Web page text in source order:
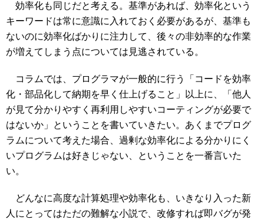
効率化も同じだと考える。基準があれば、効率化という
キーワードは常に意識に入れておく必要があるが、基準も
ないのに効率化ばかりに注力して、後々の非効率的な作業
が増えてしまう点については見逃されている。
コラムでは、プログラマが一般的に行う「コードを効率
化・部品化して納期を早く仕上げること」以上に、「他人
が見て分かりやすく再利用しやすいコーティングが必要で
はないか」ということを書いていきたい。あくまでプログ
ラムについて考えた場合、過剰な効率化による分かりにく
いプログラムは好きじゃない、ということを一番言いた
い。
どんなに高度な計算処理や効率化も、いきなり入った新
人にとってはただの難解な小説で、改修すれば即バグが発